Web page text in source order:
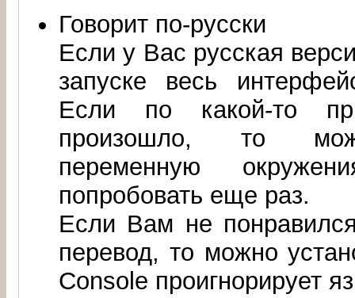
Говорит по-русски
Если у Вас русская
запуске весь
Если по какой-то
произошло, то
переменную
попробовать еще раз.
Если Вам не
перевод, то можно
Console проигнорирует